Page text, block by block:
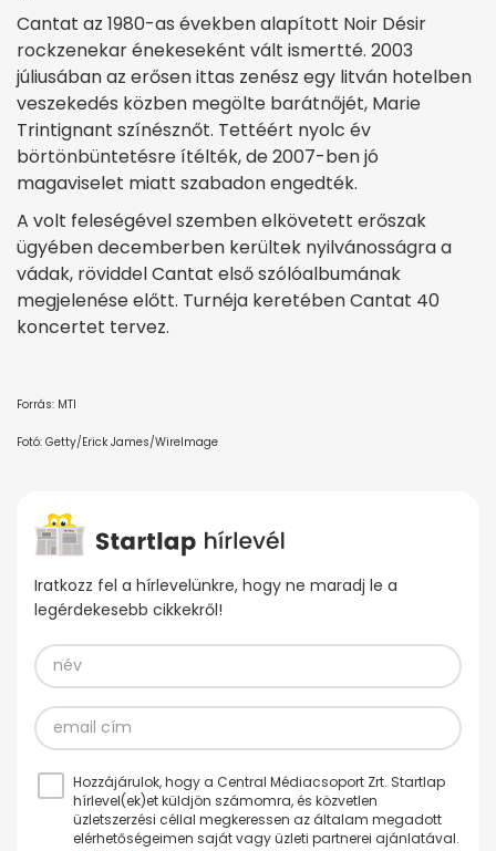
Cantat az 1980-as években alapított Noir Désir
rockzenekar énekeseként vált ismertté. 2003
júliusában az erősen ittas zenész egy litván hotelben
veszekedés közben megölte barátnőjét, Marie
Trintignant színésznőt. Tettéért nyolc év
börtönbüntetésre ítélték, de 2007-ben jó
magaviselet miatt szabadon engedték.
A volt feleségével szemben elkövetett erőszak
ügyében decemberben kerültek nyilvánosságra a
vádak, röviddel Cantat első szólóalbumának
megjelenése előtt. Turnéja keretében Cantat 40
koncertet tervez.
Forrás: MTI
Fotó: Getty/Erick James/WireImage
Iratkozz fel a hírlevelünkre, hogy ne maradj le a
legérdekesebb cikkekről!
Hozzájárulok, hogy a Central Médiacsoport Zrt. Startlap
hírlevel(ek)et küldjön számomra, és közvetlen
üzletszerzési céllal megkeressen az általam megadott
elérhetőségeimen saját vagy üzleti partnerei ajánlatával.